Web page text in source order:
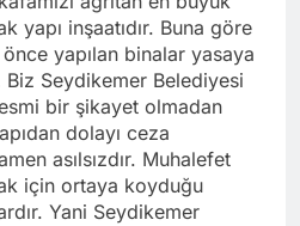
yapı inşaatıdır. Buna göre
önce yapılan binalar yasaya
Biz Seydikemer Belediyesi
bir şikayet olmadan
dolayı ceza
asılsızdır. Muhalefet
için ortaya koyduğu
Yani Seydikemer